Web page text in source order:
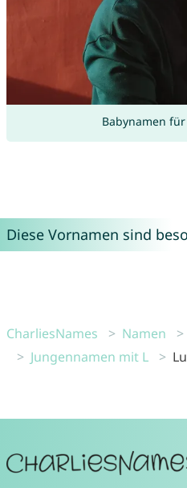
Babynamen
Diese Vornamen sind
CharliesNames Namen
Jungennamen mit L